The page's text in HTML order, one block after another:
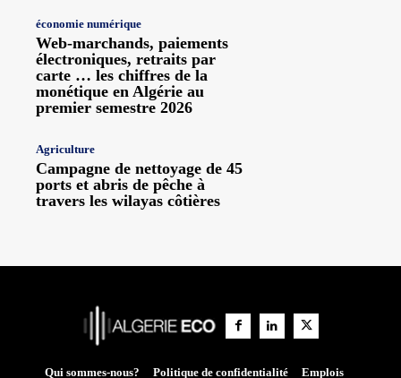
économie numérique
Web-marchands, paiements
électroniques, retraits par
carte … les chiffres de la
monétique en Algérie au
premier semestre 2026
Agriculture
Campagne de nettoyage de 45
ports et abris de pêche à
travers les wilayas côtières
Qui sommes-nous? Politique de confidentialité Emplois